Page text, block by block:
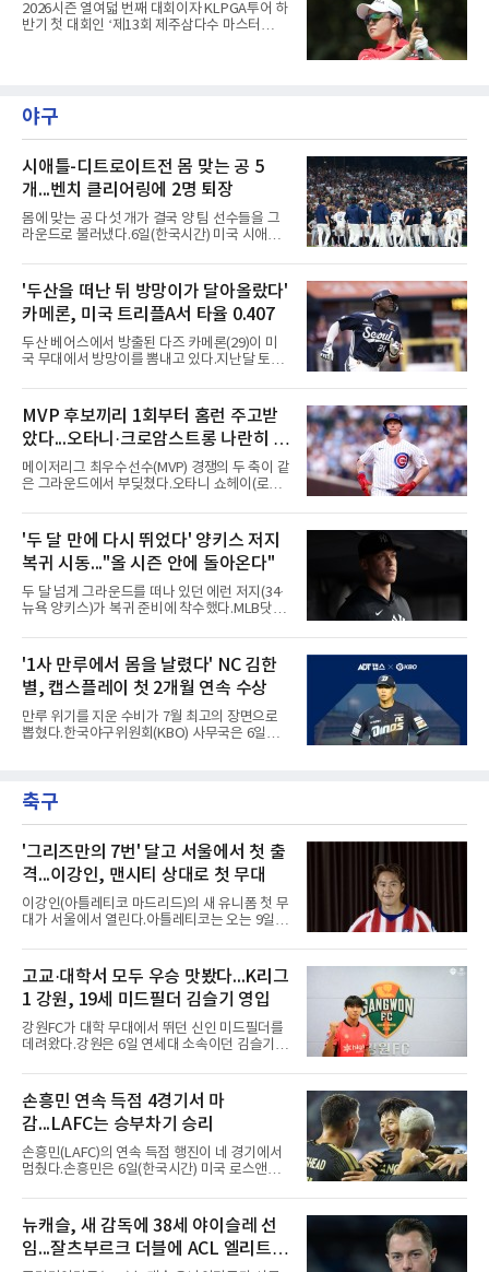
2026시즌 열여덟 번째 대회이자 KLPGA투어 하
반기 첫 대회인 ‘제13회 제주삼다수 마스터
홀에서 경기하고 있다.
야구
시애틀-디트로이트전 몸 맞는 공 5
개...벤치 클리어링에 2명 퇴장
몸에 맞는 공 다섯 개가 결국 양 팀 선수들을 그
라운드로 불러냈다.6일(한국시간) 미국 시애틀
로이트 타이거스의 경기에서 벤치 클리어링이
벌어졌다. 난투극으로 번지지는 않았으나 좌완
게이브 스파이어와 댄 윌슨 시애틀 감독이 퇴장
당했다.발단은 선발이었다. 시애틀 브라이언 우
가 디트로이트 타자를 세 차례 맞혔다. 다만 팔꿈
치 보호대에 맞거나 변화구에 발이 스치는 수준
이어서 치명적이지는 않았다.분위기는 그다음에
리를 맞혔다. 토레스와 시애틀 포수 칼 롤리가 말
을 주고받자 AJ 힌치 디
'두산을 떠난 뒤 방망이가 달아올랐다'
카메론, 미국 트리플A서 타율 0.407
두산 베어스에서 방출된 다즈 카메론(29)이 미
국 무대에서 방망이를 뽐내고 있다.지난달 토론
론은 루키리그 2경기를 거쳐 트리플A 버펄로 바
이슨스로 승격한 뒤 연일 뜨거운 타격감을 보이
고 있다.수치가 압도적이다. 트리플A 15경기에
서 타율 0.407(54타수 22안타), 2홈런, 10타점,
8도루를 기록 중이며 OPS는 1.151에 이른다.
15경기 중 14경기에서 안타를 만들었고 최근 7
경기 연속 안타도 이어갔다.6일(한국시간) 노퍽
을 놓았고, 버펄로는 이 회에만 5점을 뽑아 7-6
역전승을 거뒀다.한국에서의 성적도
MVP 후보끼리 1회부터 홈런 주고받
았다...오타니·크로암스트롱 나란히 홈
런 맞불
메이저리그 최우수선수(MVP) 경쟁의 두 축이 같
은 그라운드에서 부딪쳤다.오타니 쇼헤이(로스
컵스)은 6일(한국시간) 미국 시카고 리글리필드
에서 나란히 홈런 두 방씩을 주고받았다.첫 회부
터 불이 붙었다. 1회초 선두타자 오타니가 컵스
선발 이마나가 쇼타를 상대로 우월 솔로 홈런을
뽑자, 1회말 크로암스트롱이 다저스 선발 에릭
라워를 상대로 중월 솔로 홈런으로 응수했다. 최
근 50년간 리글리필드에서 1회 양 팀 선두타자
10위 이내 선수끼리 이런 공방을 벌인 사례는 처
음이다.흐름은 크로암스트롱
'두 달 만에 다시 뛰었다' 양키스 저지
복귀 시동..."올 시즌 안에 돌아온다"
두 달 넘게 그라운드를 떠나 있던 에런 저지(34·
뉴욕 양키스)가 복귀 준비에 착수했다.MLB닷컴
뒤 야외 달리기와 상체 저항 운동으로 훈련 강도
를 높여도 된다는 허가를 받았다고 전했다.저지
는 이날 뉴욕 양키스타디움에서 열린 세인트루
이스 카디널스전을 앞두고 야구 장비를 착용한
채 스트레칭과 조깅, 저항 밴드 훈련을 소화했
다. 아메리칸리그 최우수선수(MVP) 3회 수상자
인 그가 부상 이후 야외 달리기에 나선 것은 처음
는 것이 계획이었고 올해를 접겠다고 생각한 적
은 없다고 말했다.이탈은
'1사 만루에서 몸을 날렸다' NC 김한
별, 캡스플레이 첫 2개월 연속 수상
만루 위기를 지운 수비가 7월 최고의 장면으로
뽑혔다.한국야구위원회(KBO) 사무국은 6일
이 상 제정 이래 첫 사례다.ADT캡스가 KBO와
함께 시상하는 이 상은 공식 기록위원이 승리 확
최고점을 받은 수비 장면에 준다.수상 장면은 지
난달 23일 서울 잠실구장에서 나왔다. NC가 7-5
로 앞선 8회말 1사 만루에서 김한별은 LG 트윈
스 오지환의 강한 타구에 몸을 날려 막아낸 뒤 유
격수 김주원에게 연결했다. 김주원이 1루수 블
레인에게 던지며 4-6-3 병살타가 완
축구
'그리즈만의 7번' 달고 서울에서 첫 출
격...이강인, 맨시티 상대로 첫 무대
이강인(아틀레티코 마드리드)의 새 유니폼 첫 무
대가 서울에서 열린다.아틀레티코는 오는 9일
와 2026 쿠팡플레이 시리즈 친선 경기를 치른다.
구단 소집 명단에 이강인이 포함되면서 변수가
없는 한 그의 첫 출격은 서울이 된다.등번호부터
무게가 실렸다. 이강인은 첫 경기부터 7번을 단
다. 2010년대 팀의 전성기를 이끈 앙투안 그리즈
만이 달았던 번호다.합류 과정은 순탄치 않았다.
스페인으로 건너가려던 그는 병역 특례 행정 절
짧게 호흡을 맞춰 경기에 나선다.역할도 관심사
다. 유려한 탈압박과
고교·대학서 모두 우승 맛봤다...K리그
1 강원, 19세 미드필더 김슬기 영입
강원FC가 대학 무대에서 뛰던 신인 미드필더를
데려왔다.강원은 6일 연세대 소속이던 김슬기
조건을 갖췄다.이력은 우승으로 채워져 있다. 수
원고 시절 주축으로 활약하며 지난해 전국고등
리그와 추계전국고등대회 우승에 기여했고, 올
해 연세대 진학 후에는 춘계한산대첩기대학대회
정상에 올랐다. 2024년에는 17세 이하(U-17) 대
표팀 훈련에도 소집됐다.김슬기는 입단하게 돼
기쁘고 영광이라며 프로 무대에서도 성장해 팀
손흥민 연속 득점 4경기서 마
감...LAFC는 승부차기 승리
손흥민(LAFC)의 연속 득점 행진이 네 경기에서
멈췄다.손흥민은 6일(한국시간) 미국 로스앤젤
컵 리그 페이즈 1차전 치바스 과달라하라(멕시
코)전에 선발 출전했으나 공격포인트 없이 후반
41분 타일러 보이드와 교체됐다. 이날 골을 넣었
다면 공식전 5경기 연속 득점이었다. 다만 메이
저리그사커(MLS)에서 이어온 4경기 연속골 기
뉴캐슬, 새 감독에 38세 야이슬레 선
임...잘츠부르크 더블에 ACL 엘리트 2